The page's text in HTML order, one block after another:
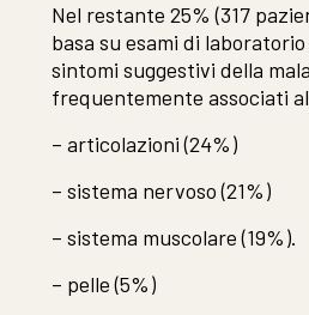
Nel restante 25% (317
basa su esami di
sintomi suggestivi della
frequentemente associati
– articolazioni (24%)
– sistema nervoso (21%)
– sistema muscolare (19%).
– pelle (5%)